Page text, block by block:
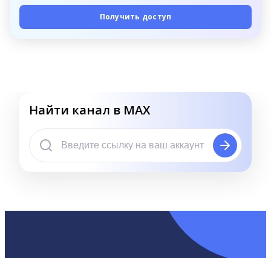
Получить доступ
Найти канал в MAX